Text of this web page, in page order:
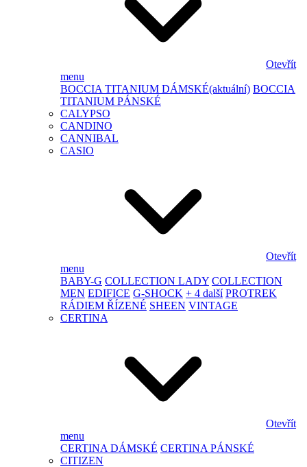
Otevřít
menu
BOCCIA TITANIUM DÁMSKÉ(aktuální) BOCCIA
TITANIUM PÁNSKÉ
CALYPSO
CANDINO
CANNIBAL
CASIO
Otevřít
menu
BABY-G COLLECTION LADY COLLECTION
MEN EDIFICE G-SHOCK + 4 další PROTREK
RÁDIEM ŘÍZENÉ SHEEN VINTAGE
CERTINA
Otevřít
menu
CERTINA DÁMSKÉ CERTINA PÁNSKÉ
CITIZEN